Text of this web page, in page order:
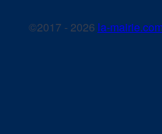
©2017 - 2026 la-